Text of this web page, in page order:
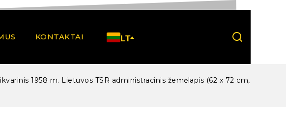
KONTAKTAI LT
1958 m. Lietuvos TSR administracinis žemėlapis (62 x 72 cm,